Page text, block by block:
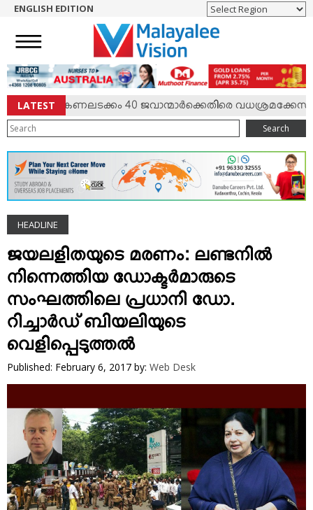
NEWS
ENGLISH
NRI
ENTERTAINMENT
MV SPECIAL
SPORTS
LIFESTYLE
TECH & AUTO
SOCIAL SPHERE
EDITORIAL
ARTS & LITERATURE
MAGAZINE
VIDEOS
YOUR SAY
COOKERY
KARSHAKAN
TOURS & TRAVEL
GREETINGS
CLASSIFIEDS
OBITUARY
ENGLISH EDITION
LATEST
കേണലടക്കം 40 ജവാന്മാര്‍ക്കെതിരെ വധശ്രമക്കേസ്
Search
HEADLINE
ജയലളിതയുടെ മരണം: ലണ്ടനില്‍
നിന്നെത്തിയ ഡോക്ടര്‍മാരുടെ
സംഘത്തിലെ പ്രധാനി ഡോ.
റിച്ചാര്‍ഡ് ബിയലിയുടെ
വെളിപ്പെടുത്തല്‍
Published: February 6, 2017 by: Web Desk